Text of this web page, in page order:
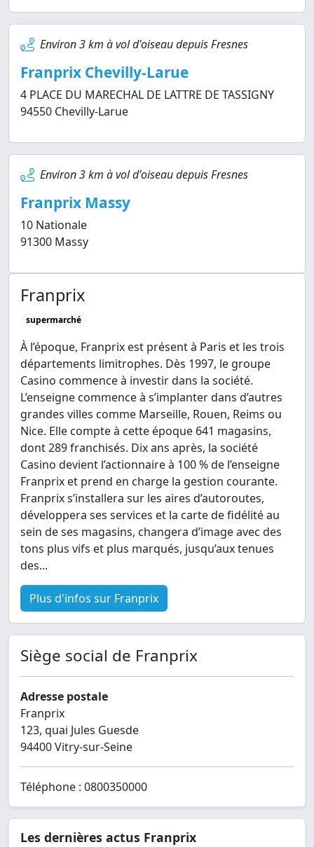
Environ 3 km à vol d'oiseau depuis Fresnes
Franprix Chevilly-Larue
4 PLACE DU MARECHAL DE LATTRE DE TASSIGNY
94550 Chevilly-Larue
Environ 3 km à vol d'oiseau depuis Fresnes
Franprix Massy
10 Nationale
91300 Massy
Franprix
supermarché
À l’époque, Franprix est présent à Paris et les trois
départements limitrophes. Dès 1997, le groupe
Casino commence à investir dans la société.
L’enseigne commence à s’implanter dans d’autres
grandes villes comme Marseille, Rouen, Reims ou
Nice. Elle compte à cette époque 641 magasins,
dont 289 franchisés. Dix ans après, la société
Casino devient l’actionnaire à 100 % de l’enseigne
Franprix et prend en charge la gestion courante.
Franprix s’installera sur les aires d’autoroutes,
développera ses services et la carte de fidélité au
sein de ses magasins, changera d’image avec des
tons plus vifs et plus marqués, jusqu’aux tenues
des...
Plus d'infos sur Franprix
Siège social de Franprix
Adresse postale
Franprix
123, quai Jules Guesde
94400 Vitry-sur-Seine
Téléphone : 0800350000
Les dernières actus Franprix